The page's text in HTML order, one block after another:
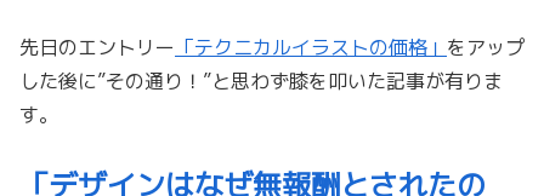
先日のエントリー 「テクニカルイラストの価格」 をアップ
した後に”その通り！”と思わず膝を叩いた記事が有りま
す。
「デザインはなぜ無報酬とされたの